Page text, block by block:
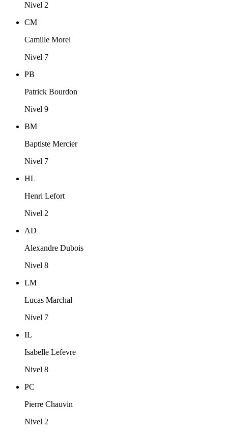
Nivel 2
CM
Camille Morel
Nivel 7
PB
Patrick Bourdon
Nivel 9
BM
Baptiste Mercier
Nivel 7
HL
Henri Lefort
Nivel 2
AD
Alexandre Dubois
Nivel 8
LM
Lucas Marchal
Nivel 7
IL
Isabelle Lefevre
Nivel 8
PC
Pierre Chauvin
Nivel 2